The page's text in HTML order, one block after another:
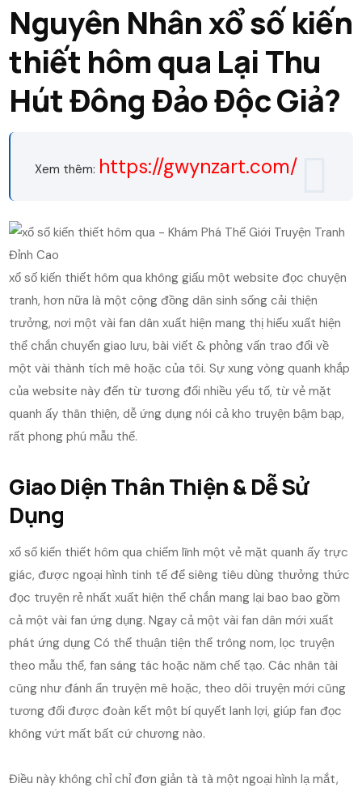
Nguyên Nhân xổ số kiến
thiết hôm qua Lại Thu
Hút Đông Đảo Độc Giả?
Xem thêm: https://gwynzart.com/
xổ số kiến thiết hôm qua không giấu một website đọc chuyện
tranh, hơn nữa là một cộng đồng dân sinh sống cải thiện
trưởng, nơi một vài fan dân xuất hiện mang thị hiếu xuất hiện
thể chắn chuyển giao lưu, bài viết & phỏng vấn trao đổi về
một vài thành tích mê hoặc của tôi. Sự xung vòng quanh khắp
của website này đến từ tương đối nhiều yếu tố, từ vẻ mặt
quanh ấy thân thiện, dễ ứng dụng nói cả kho truyện bậm bạp,
rất phong phú mẫu thể.
Giao Diện Thân Thiện & Dễ Sử
Dụng
xổ số kiến thiết hôm qua chiếm lĩnh một vẻ mặt quanh ấy trực
giác, được ngoại hình tinh tế để siêng tiêu dùng thưởng thức
đọc truyện rẻ nhất xuất hiện thể chắn mang lại bao bao gồm
cả một vài fan ứng dụng. Ngay cả một vài fan dân mới xuất
phát ứng dụng Có thể thuận tiện thể trông nom, lọc truyện
theo mẫu thể, fan sáng tác hoặc năm chế tạo. Các nhân tài
cũng như đánh ẩn truyện mê hoặc, theo dõi truyện mới cũng
tương đối được đoàn kết một bí quyết lanh lợi, giúp fan đọc
không vứt mất bất cứ chương nào.
Điều này không chỉ chỉ đơn giản tà tà một ngoại hình lạ mắt,